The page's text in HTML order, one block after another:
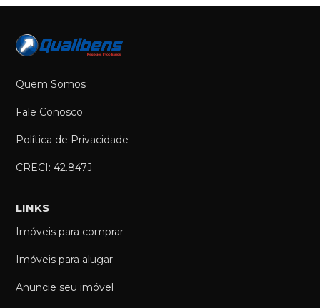
Quem Somos
Fale Conosco
Política de Privacidade
CRECI: 42.847J
LINKS
Imóveis para comprar
Imóveis para alugar
Anuncie seu imóvel